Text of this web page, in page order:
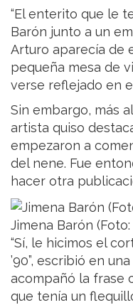
“El enterito que le
Barón junto a un
Arturo aparecía de
pequeña mesa de
verse reflejado en
Sin embargo, más
artista quiso
empezaron a
del nene. Fue
hacer otra
Jimena Barón
“Sí, le hicimos el
’90”, escribió en
acompañó la frase
que tenía un